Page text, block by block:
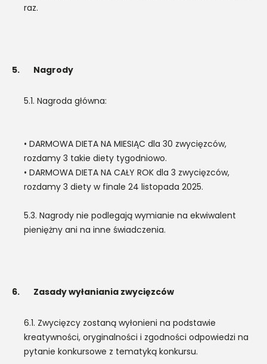
raz.
5. Nagrody
5.1. Nagroda główna:
• DARMOWA DIETA NA MIESIĄC dla 30 zwycięzców,
rozdamy 3 takie diety tygodniowo.
• DARMOWA DIETA NA CAŁY ROK dla 3 zwycięzców,
rozdamy 3 diety w finale 24 listopada 2025.
5.3. Nagrody nie podlegają wymianie na ekwiwalent
pieniężny ani na inne świadczenia.
6. Zasady wyłaniania zwycięzców
6.1. Zwycięzcy zostaną wyłonieni na podstawie
kreatywności, oryginalności i zgodności odpowiedzi na
pytanie konkursowe z tematyką konkursu.